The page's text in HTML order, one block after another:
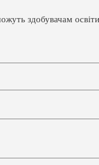
здобувачам